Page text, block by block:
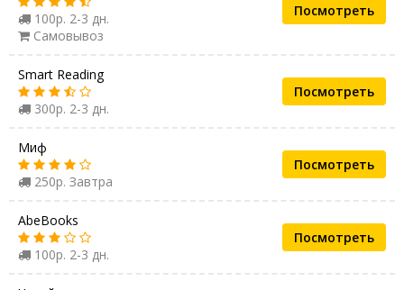
100р. 2-3 дн.
Самовывоз
Посмотреть
Smart Reading
300р. 2-3 дн.
Посмотреть
Миф
250р. Завтра
Посмотреть
AbeBooks
100р. 2-3 дн.
Посмотреть